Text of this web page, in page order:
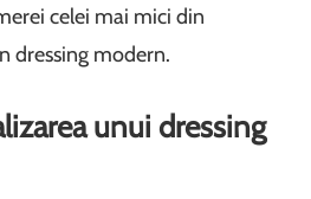
celei mai mici din
dressing modern.
unui dressing